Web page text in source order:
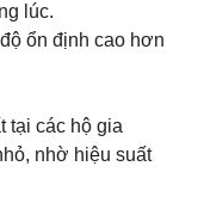
lúc.
ổn định cao hơn
tại các hộ gia
nhờ hiệu suất